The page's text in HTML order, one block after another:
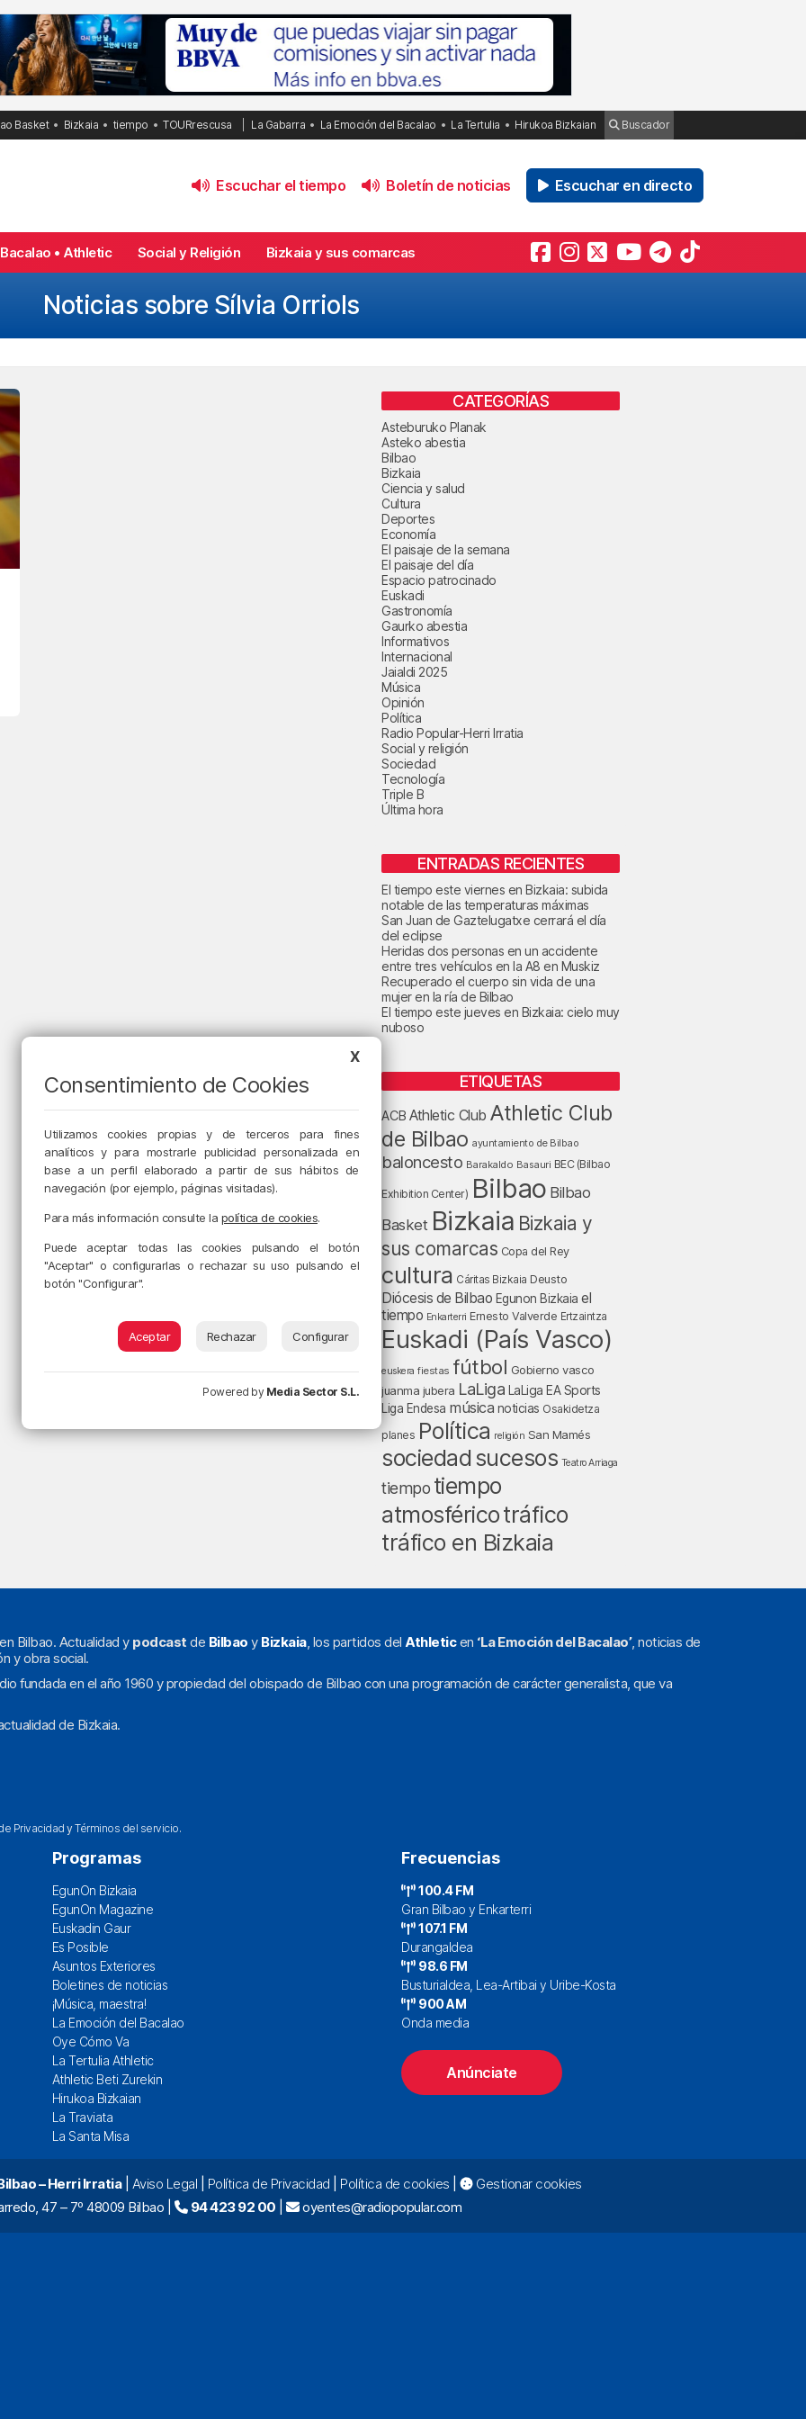
Basket Bizkaia tiempo TOURrescusa La Gabarra La Emoción del Bacalao La Tertulia Hirukoa Bizkaian Buscador
Escuchar el tiempo Boletín de noticias Escuchar en directo
Bacalao • Athletic Social y Religión Bizkaia y sus comarcas
Noticias sobre Sílvia Orriols
CATEGORÍAS
Asteburuko Planak
Asteko abestia
Bilbao
Bizkaia
Ciencia y salud
Cultura
Deportes
Economía
El paisaje de la semana
El paisaje del día
Espacio patrocinado
Euskadi
Gastronomía
Gaurko abestia
Informativos
Internacional
Jaialdi 2025
Música
Opinión
Política
Radio Popular-Herri Irratia
Social y religión
Sociedad
Tecnología
Triple B
Última hora
ENTRADAS RECIENTES
El tiempo este viernes en Bizkaia: subida
notable de las temperaturas máximas
San Juan de Gaztelugatxe cerrará el día
del eclipse
Heridas dos personas en un accidente
entre tres vehículos en la A8 en Muskiz
Recuperado el cuerpo sin vida de una
mujer en la ría de Bilbao
El tiempo este jueves en Bizkaia: cielo muy
nuboso
ETIQUETAS
ACB Athletic Club Athletic Club
de Bilbao ayuntamiento de Bilbao
baloncesto Barakaldo Basauri BEC (Bilbao
Exhibition Center) Bilbao Bilbao
Basket Bizkaia Bizkaia y
sus comarcas Copa del Rey
cultura Cáritas Bizkaia Deusto
Diócesis de Bilbao Egunon Bizkaia el
tiempo Enkarterri Ernesto Valverde Ertzaintza
Euskadi (País Vasco)
euskera fiestas fútbol Gobierno vasco
juanma jubera LaLiga LaLiga EA Sports
Liga Endesa música noticias Osakidetza
planes Política religión San Mamés
sociedad sucesos Teatro Arriaga
tiempo tiempo
atmosféricotráfico
tráfico en Bizkaia
Bilbao. Actualidad y podcast de Bilbao y Bizkaia, los partidos del Athleticen ‘La Emoción del Bacalao’, noticias de
y obra social.
fundada en el año 1960 y propiedad del obispado de Bilbao con una programación de carácter generalista, que va
de Bizkaia.
PrivacidadyTérminos del servicio.
Programas
EgunOn Bizkaia
EgunOn Magazine
Euskadin Gaur
Es Posible
Asuntos Exteriores
Boletines de noticias
¡Música, maestra!
La Emoción del Bacalao
Oye Cómo Va
La Tertulia Athletic
Athletic Beti Zurekin
Hirukoa Bizkaian
La Traviata
La Santa Misa
Frecuencias
100.4 FM
Gran Bilbao y Enkarterri
107.1 FM
Durangaldea
98.6 FM
Busturialdea, Lea-Artibai y Uribe-Kosta
900 AM
Onda media
Anúnciate
– Herri Irratia| Aviso Legal Política de Privacidad Política de cookies
Gestionar cookies
47 – 7º 48009 Bilbao |
94 423 92 00 | oyentes@radiopopular.com
X
Consentimiento de Cookies
Utilizamos cookies propias y de terceros para fines
analíticos y para mostrarle publicidad personalizada en
base a un perfil elaborado a partir de sus hábitos de
navegación (por ejemplo, páginas visitadas).
Para más información consulte la política de cookies.
Puede aceptar todas las cookies pulsando el botón
"Aceptar" o configurarlas o rechazar su uso pulsando el
botón "Configurar".
Aceptar Rechazar Configurar
Powered by Media Sector S.L.